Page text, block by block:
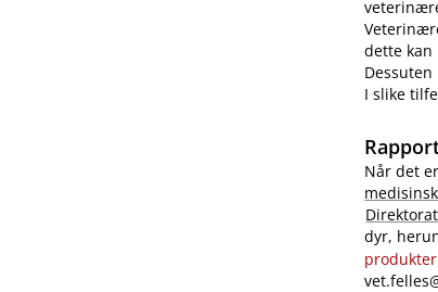
dette
I slike
Når det
dyr,
produkter